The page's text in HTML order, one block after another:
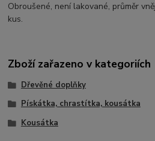
Obroušené, není lakované, průměr
kus.
Zboží zařazeno v kategoriích
Dřevěné doplňky
Pískátka, chrastítka, kousátka
Kousátka